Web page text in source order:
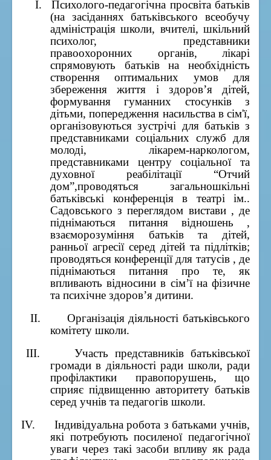
I.
Психолого-педагогічна просвіта батьків
(на засіданнях батьківського всеобучу
адміністрація школи, вчителі, шкільний
психолог, представники
правоохоронних органів, лікарі
спрямовують батьків на необхідність
створення оптимальних умов для
збереження життя і здоров’я дітей,
формування гуманних стосунків з
дітьми, попередження насильства в сім'ї,
організовуються зустрічі для батьків з
представниками соціальних служб для
молоді, лікарем-наркологом,
представниками центру соціальної та
духовної реабілітації “Отчий
дом”,проводяться загальношкільні
батьківські конференція в театрі ім..
Садовського з переглядом вистави , де
піднімаються питання відношень ,
взаєморозуміння батьків та дітей,
ранньої агресії серед дітей та підлітків;
проводяться конференції для татусів , де
піднімаються питання про те, як
впливають відносини в сім’ї на фізичне
та психічне здоров’я дитини.
II.
Організація діяльності батьківського
комітету школи.
III.
Участь представників батьківської
громади в діяльності ради школи, ради
профілактики правопорушень, що
сприяє підвищенню авторитету батьків
серед учнів та педагогів школи.
IV.
Індивідуальна робота з батьками учнів,
які потребують посиленої педагогічної
уваги через такі засоби впливу як рада